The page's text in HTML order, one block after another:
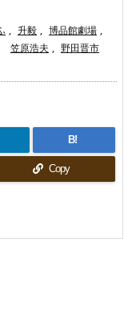
, 升毅 , 博品館劇場 ,
笠原浩夫 , 野田晋市
B!
Copy